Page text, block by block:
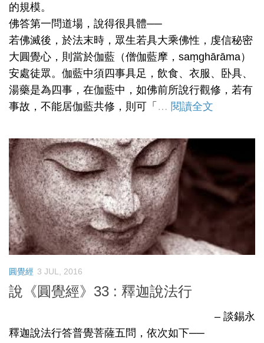
的規模。
佛答第一問道場，說得很具體──
若佛滅後，於法末時，眾生若具大乘佛性，虔信秘密
大圓覺心，則當於伽藍（僧伽藍摩，saṃghārāma）
安處徒眾。伽藍中須四事具足，飲食、衣服、卧具、
湯藥是為四事，在伽藍中，如佛前所說行觀修，若有
事故，不能居伽藍共修，則可「 … 閱讀全文
圓覺經 3 JUL, 2016
說《圓覺經》33 : 釋迦說法行
– 談錫永
釋迦說法行答普覺菩薩五問，依次如下──